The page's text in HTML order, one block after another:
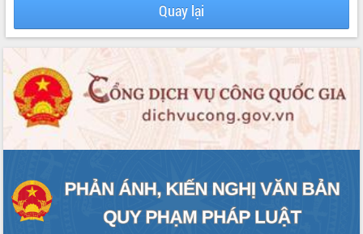
THÔNG TIN CHỈ ĐẠO ĐIỀU HÀNH
VĂN BẢN HĐND TỈNH
ĐIỂM TIN VĂN BẢN
Quay lại